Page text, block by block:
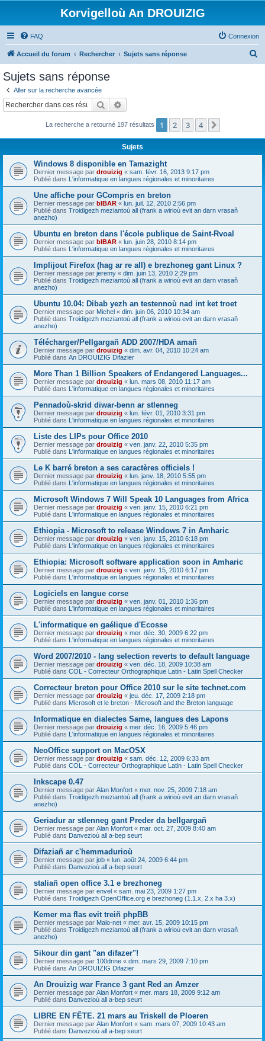
Korvigelloù An DROUIZIG
FAQ Connexion
Accueil du forum Rechercher Sujets sans réponse
c
Sujets sans réponse
Aller sur la recherche avancée
Rechercher
La recherche a retourné 197 résultats 1 2 3 4
Sujets
Windows 8 disponible en Tamazight
Dernier message par drouizig « sam. févr. 16, 2013 9:17 pm
Publié dans L'informatique en langues régionales et minoritaires
Une affiche pour GCompris en breton
Dernier message par bIBAR « lun. juil. 12, 2010 2:56 pm
Publié dans Troidigezh meziantoù all (frank a wirioù evit an darn vrasañ
anezho)
Ubuntu en breton dans l'école publique de Saint-Rvoal
Dernier message par bIBAR « lun. juin 28, 2010 8:14 pm
Publié dans L'informatique en langues régionales et minoritaires
Implijout Firefox (hag ar re all) e brezhoneg gant Linux ?
Dernier message par jeremy « dim. juin 13, 2010 2:29 pm
Publié dans Troidigezh meziantoù all (frank a wirioù evit an darn vrasañ
anezho)
Ubuntu 10.04: Dibab yezh an testennoù nad int ket troet
Dernier message par Michel « dim. juin 06, 2010 10:34 am
Publié dans Troidigezh meziantoù all (frank a wirioù evit an darn vrasañ
anezho)
Télécharger/Pellgargañ ADD 2007/HDA amañ
Dernier message par drouizig « dim. avr. 04, 2010 10:24 am
Publié dans An DROUIZIG Difazier
More Than 1 Billion Speakers of Endangered Languages...
Dernier message par drouizig « lun. mars 08, 2010 11:17 am
Publié dans L'informatique en langues régionales et minoritaires
Pennadoù-skrid diwar-benn ar stlenneg
Dernier message par drouizig « lun. févr. 01, 2010 3:31 pm
Publié dans L'informatique en langues régionales et minoritaires
Liste des LIPs pour Office 2010
Dernier message par drouizig « ven. janv. 22, 2010 5:35 pm
Publié dans L'informatique en langues régionales et minoritaires
Le K barré breton a ses caractères officiels !
Dernier message par drouizig « lun. janv. 18, 2010 5:55 pm
Publié dans L'informatique en langues régionales et minoritaires
Microsoft Windows 7 Will Speak 10 Languages from Africa
Dernier message par drouizig « ven. janv. 15, 2010 6:21 pm
Publié dans L'informatique en langues régionales et minoritaires
Ethiopia - Microsoft to release Windows 7 in Amharic
Dernier message par drouizig « ven. janv. 15, 2010 6:18 pm
Publié dans L'informatique en langues régionales et minoritaires
Ethiopia: Microsoft software application soon in Amharic
Dernier message par drouizig « ven. janv. 15, 2010 6:17 pm
Publié dans L'informatique en langues régionales et minoritaires
Logiciels en langue corse
Dernier message par drouizig « ven. janv. 01, 2010 1:36 pm
Publié dans L'informatique en langues régionales et minoritaires
L'informatique en gaélique d'Ecosse
Dernier message par drouizig « mer. déc. 30, 2009 6:22 pm
Publié dans L'informatique en langues régionales et minoritaires
Word 2007/2010 - lang selection reverts to default language
Dernier message par drouizig « ven. déc. 18, 2009 10:38 am
Publié dans COL - Correcteur Orthographique Latin - Latin Spell Checker
Correcteur breton pour Office 2010 sur le site technet.com
Dernier message par drouizig « jeu. déc. 17, 2009 2:18 pm
Publié dans Microsoft et le breton - Microsoft and the Breton language
Informatique en dialectes Same, langues des Lapons
Dernier message par drouizig « mer. déc. 16, 2009 5:46 pm
Publié dans L'informatique en langues régionales et minoritaires
NeoOffice support on MacOSX
Dernier message par drouizig « sam. déc. 12, 2009 6:33 am
Publié dans COL - Correcteur Orthographique Latin - Latin Spell Checker
Inkscape 0.47
Dernier message par Alan Monfort « mer. nov. 25, 2009 7:18 am
Publié dans Troidigezh meziantoù all (frank a wirioù evit an darn vrasañ
anezho)
Geriadur ar stlenneg gant Preder da bellgargañ
Dernier message par Alan Monfort « mar. oct. 27, 2009 8:40 am
Publié dans Danvezioù all a-bep seurt
Difaziañ ar c'hemmadurioù
Dernier message par job « lun. août 24, 2009 6:44 pm
Publié dans Danvezioù all a-bep seurt
staliañ open office 3.1 e brezhoneg
Dernier message par envel « sam. mai 23, 2009 1:27 pm
Publié dans Troidigezh OpenOffice.org e brezhoneg (1.1.x, 2.x ha 3.x)
Kemer ma flas evit treiñ phpBB
Dernier message par Malo-net « mer. avr. 15, 2009 10:15 pm
Publié dans Troidigezh meziantoù all (frank a wirioù evit an darn vrasañ
anezho)
Sikour din gant "an difazer"!
Dernier message par 100drine « dim. mars 29, 2009 7:10 pm
Publié dans An DROUIZIG Difazier
An Drouizig war France 3 gant Red an Amzer
Dernier message par Alan Monfort « mer. mars 18, 2009 9:12 am
Publié dans Danvezioù all a-bep seurt
LIBRE EN FÊTE. 21 mars au Triskell de Ploeren
Dernier message par Alan Monfort « sam. mars 07, 2009 10:43 am
Publié dans Danvezioù all a-bep seurt